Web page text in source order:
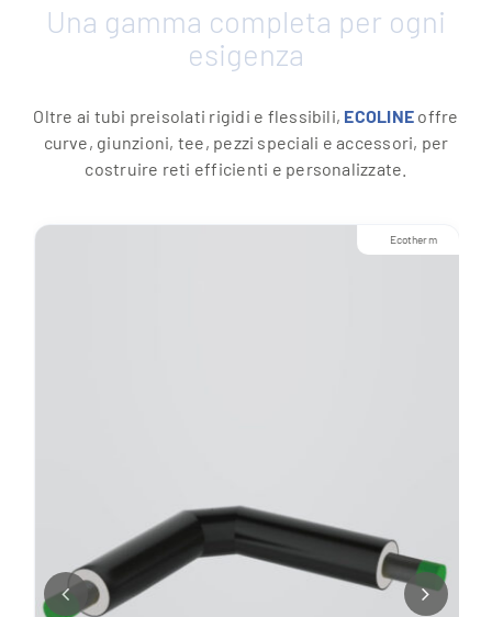
Una gamma completa per ogni
esigenza
Oltre ai tubi preisolati rigidi e flessibili, ECOLINE offre
curve, giunzioni, tee, pezzi speciali e accessori, per
costruire reti efficienti e personalizzate.
Ecotherm